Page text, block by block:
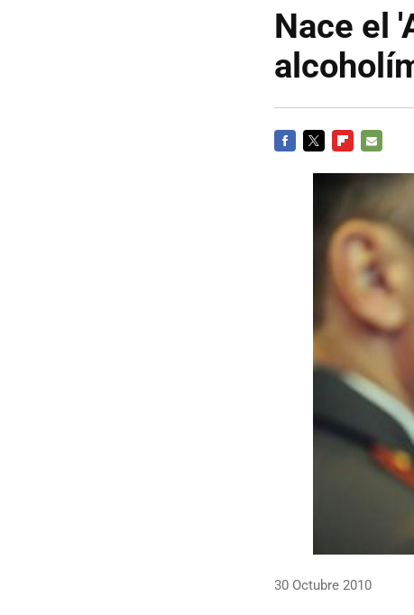
Nace el
MAIL
30 Octubre 2010